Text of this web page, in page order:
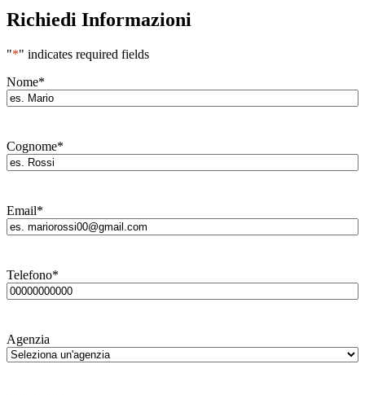
Richiedi Informazioni
"*" indicates required fields
Nome*
Cognome*
Email*
Telefono*
Agenzia